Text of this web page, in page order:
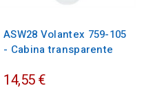
ASW28 Volantex 759-105
- Cabina transparente
14,55 €